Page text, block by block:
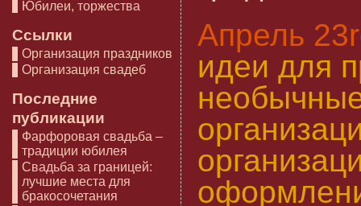
Юбилеи, торжества
Ссылки
Организация праздников
Организация свадеб
Последние
публикации
Фарфоровая свадьба –
традиции юбилея
Свадьба за границей:
лучшие места для
бракосочетания
Апрель
идеи для